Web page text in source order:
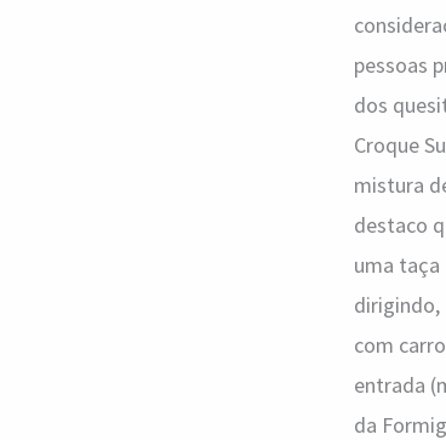
pessoas
dos
Croque
mistura
destaco
uma taça
dirigindo,
com
entrada
da